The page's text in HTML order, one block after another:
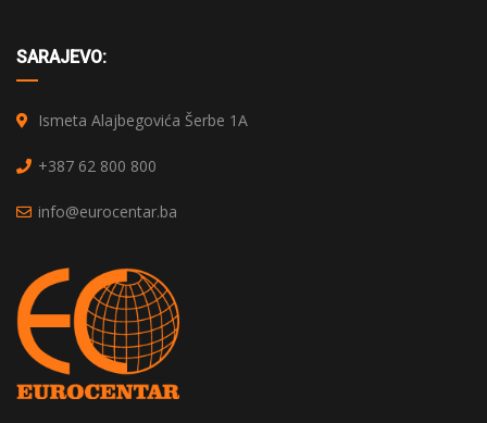
SARAJEVO:
Ismeta Alajbegovića Šerbe 1A
+387 62 800 800
info@eurocentar.ba